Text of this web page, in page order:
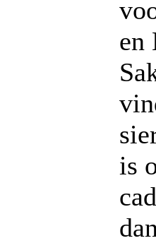
en
is